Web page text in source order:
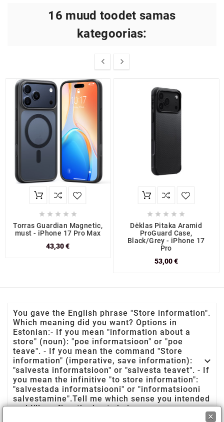
16 muud toodet samas
kategoorias:
 
    
Torras Guardian Magnetic,
must - iPhone 17 Pro Max
43,30 €
    
Dėklas Pitaka Aramid
ProGuard Case,
Black/Grey - iPhone 17
Pro
53,00 €
You gave the English phrase "Store information".
Which meaning did you want? Options in
Estonian:- If you mean "information about a
store" (noun): "poe informatsioon" or "poe
teave". - If you mean the command "Store
information" (imperative, save information):
"salvesta informatsioon" or "salvesta teavet". - If
you mean the infinitive "to store information":
"salvestada informatsiooni" or "informatsiooni
salvestamine".Tell me which sense you intended
and I’ll confirm the best choice.

×